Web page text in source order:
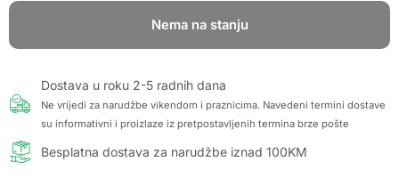
Nema na stanju
Dostava u roku 2-5 radnih dana
Ne vrijedi za narudžbe vikendom i praznicima. Navedeni termini dostave
su informativni i proizlaze iz pretpostavljenih termina brze pošte
Besplatna dostava za narudžbe iznad 100KM